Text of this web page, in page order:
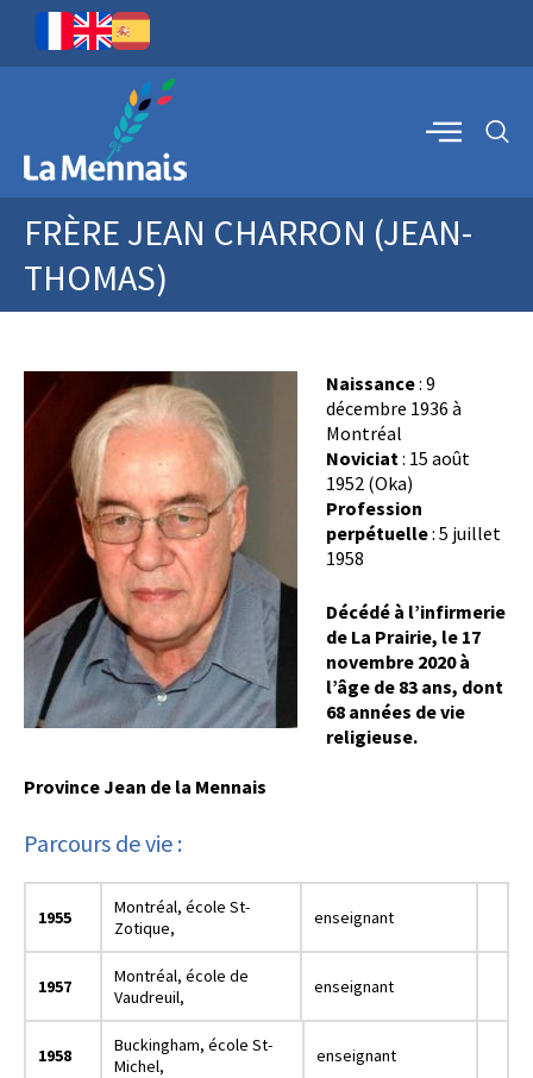
FRÈRE JEAN CHARRON (JEAN-
THOMAS)
Naissance: 9
décembre 1936 à
Montréal
Noviciat: 15 août
1952 (Oka)
Profession
perpétuelle: 5 juillet
1958
Décédé à l’infirmerie
de La Prairie, le 17
novembre 2020 à
l’âge de 83 ans, dont
68 années de vie
religieuse.
Province Jean de la Mennais
Parcours de vie :
1955
Montréal, école St-
Zotique,
enseignant
1957
Montréal, école de
Vaudreuil,
enseignant
1958
Buckingham, école St-
Michel,
enseignant